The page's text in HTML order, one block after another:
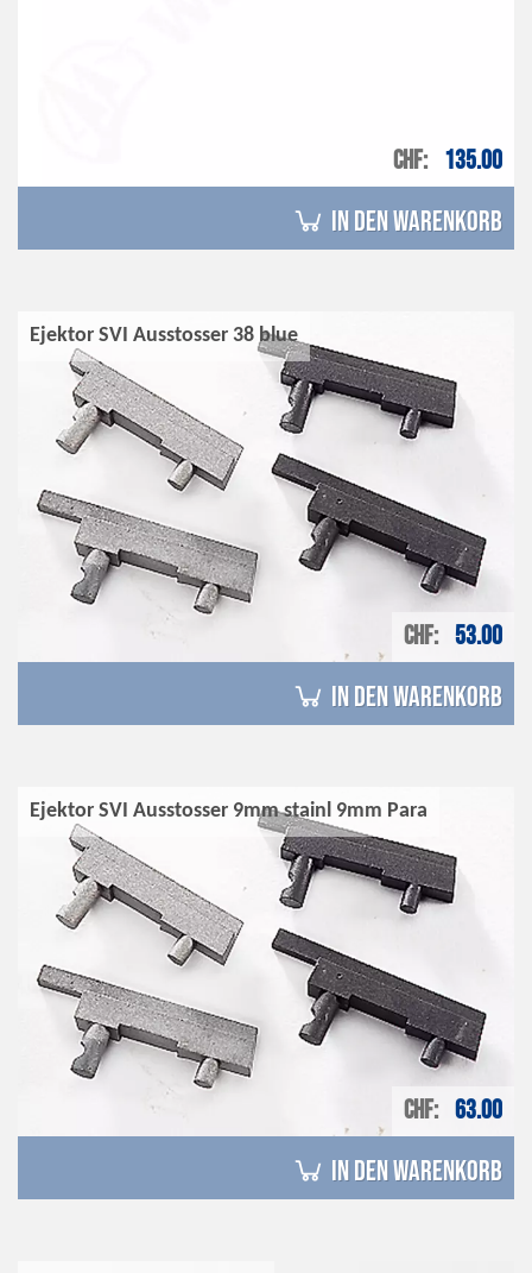
CHF 135.00
in den Warenkorb
Ejektor SVI Ausstosser 38 blue
CHF 53.00
in den Warenkorb
Ejektor SVI Ausstosser 9mm stainl 9mm Para
CHF 63.00
in den Warenkorb